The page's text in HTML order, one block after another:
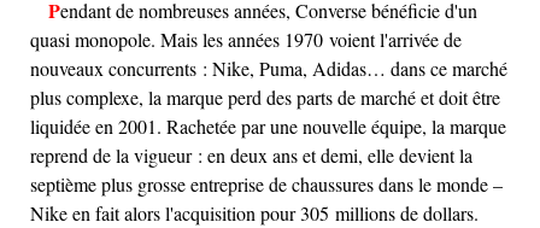
Pendant de nombreuses années, Converse bénéficie d'un
quasi monopole. Mais les années 1970 voient l'arrivée de
nouveaux concurrents : Nike, Puma, Adidas… dans ce marché
plus complexe, la marque perd des parts de marché et doit être
liquidée en 2001. Rachetée par une nouvelle équipe, la marque
reprend de la vigueur : en deux ans et demi, elle devient la
septième plus grosse entreprise de chaussures dans le monde –
Nike en fait alors l'acquisition pour 305 millions de dollars.